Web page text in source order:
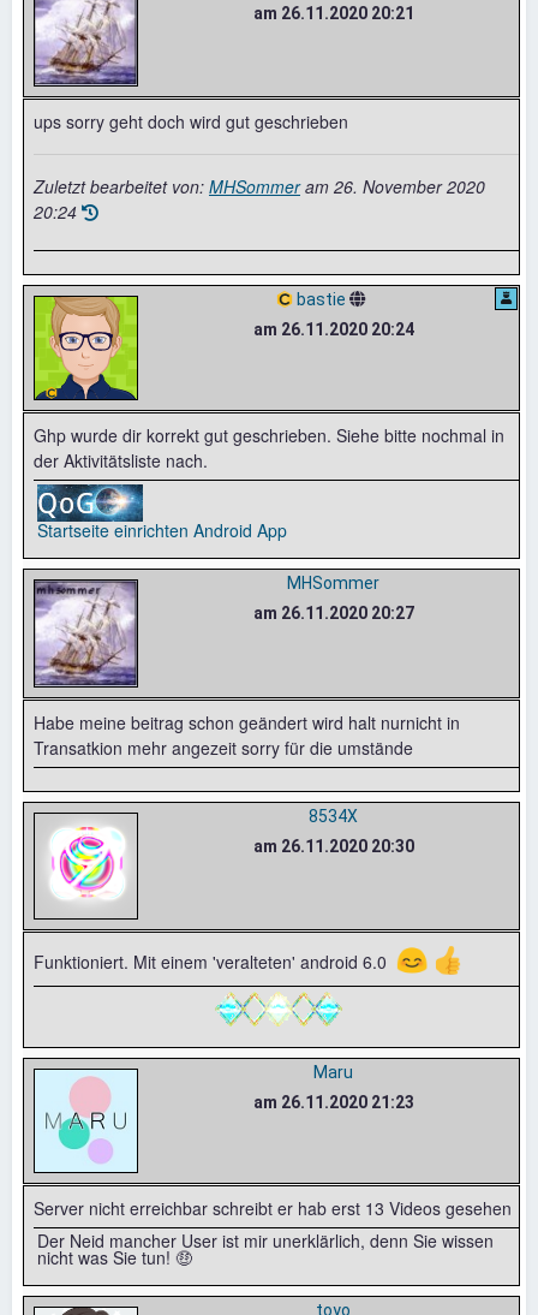
am 26.11.2020 20:21
ups sorry geht doch wird gut geschrieben
Zuletzt bearbeitet von: MHSommeram 26. November 2020
20:24
bastie
am 26.11.2020 20:24
Ghp wurde dir korrekt gut geschrieben. Siehe bitte nochmal in
der Aktivitätsliste nach.
Startseite einrichten Android App
MHSommer
am 26.11.2020 20:27
Habe meine beitrag schon geändert wird halt nurnicht in
Transatkion mehr angezeit sorry für die umstände
8534X
am 26.11.2020 20:30
Funktioniert. Mit einem 'veralteten' android 6.0 😊 👍
Maru
am 26.11.2020 21:23
Server nicht erreichbar schreibt er hab erst 13 Videos gesehen
Der Neid mancher User ist mir unerklärlich, denn Sie wissen
nicht was Sie tun! 🤑
toyo